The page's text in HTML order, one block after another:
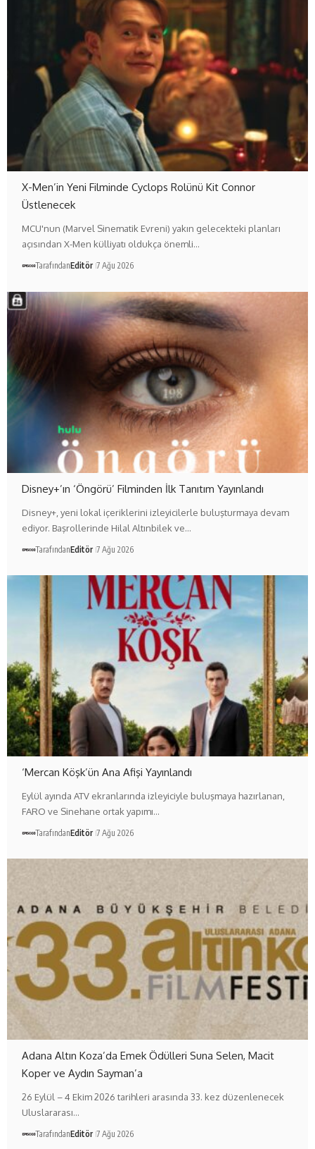
X-Men’in Yeni Filminde Cyclops Rolünü Kit Connor
Üstlenecek
MCU'nun (Marvel Sinematik Evreni) yakın gelecekteki planları
açısından X-Men külliyatı oldukça önemli…
TarafındanEditör 7 Ağu 2026
Disney+’ın ‘Öngörü’ Filminden İlk Tanıtım Yayınlandı
Disney+, yeni lokal içeriklerini izleyicilerle buluşturmaya devam
ediyor. Başrollerinde Hilal Altınbilek ve…
TarafındanEditör 7 Ağu 2026
‘Mercan Köşk’ün Ana Afişi Yayınlandı
Eylül ayında ATV ekranlarında izleyiciyle buluşmaya hazırlanan,
FARO ve Sinehane ortak yapımı…
TarafındanEditör 7 Ağu 2026
Adana Altın Koza’da Emek Ödülleri Suna Selen, Macit
Koper ve Aydın Sayman’a
26 Eylül – 4 Ekim 2026 tarihleri arasında 33. kez düzenlenecek
Uluslararası…
TarafındanEditör 7 Ağu 2026